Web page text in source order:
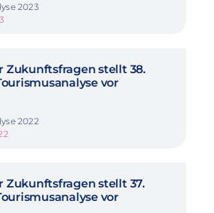
2023
Zukunftsfragen stellt 38.
vor
2022
Zukunftsfragen stellt 37.
vor